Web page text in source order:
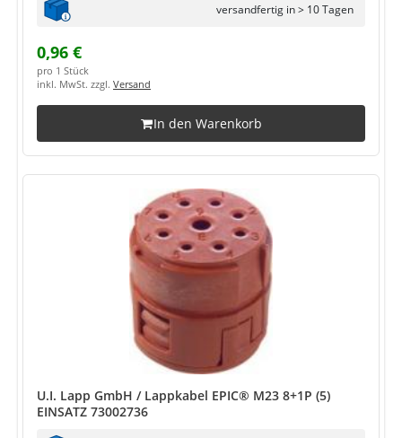
versandfertig in > 10 Tagen
0,96 €
pro 1 Stück
inkl. MwSt. zzgl. Versand
In den Warenkorb
U.I. Lapp GmbH / Lappkabel EPIC® M23 8+1P (5)
EINSATZ 73002736